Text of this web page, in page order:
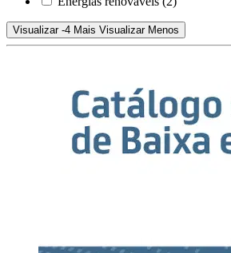
Visualizar -4 Mais Visualizar Menos